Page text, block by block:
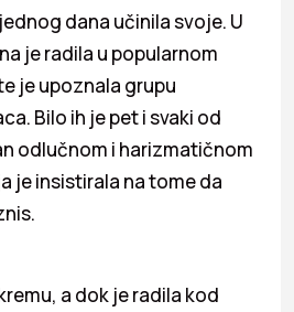
dana učinila svoje. U
je radila u popularnom
je upoznala grupu
Bilo ih je pet i svaki od
odlučnom i harizmatičnom
je insistirala na tome da
a dok je radila kod